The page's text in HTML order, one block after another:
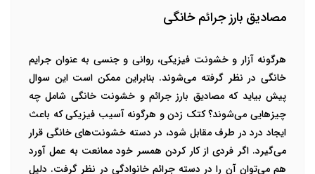
مصادیق بارز جرائم خانگی
هرگونه آزار و خشونت فیزیکی، روانی و جنسی به عنوان جرایم
خانگی در نظر گرفته می‌شوند. بنابراین ممکن است این سوال
پیش بیاید که مصادیق بارز جرائم و خشونت خانگی شامل چه
چیزهایی می‌شوند؟ کتک زدن و هرگونه آسیب فیزیکی که باعث
ایجاد درد در طرف مقابل شود، در دسته خشونت‌های خانگی قرار
می‌گیرد. اگر فردی از کار کردن همسر خود ممانعت به عمل آورد
هم می‌توان آن را در دسته جرائم خانوادگی در نظر گرفت. دلیل